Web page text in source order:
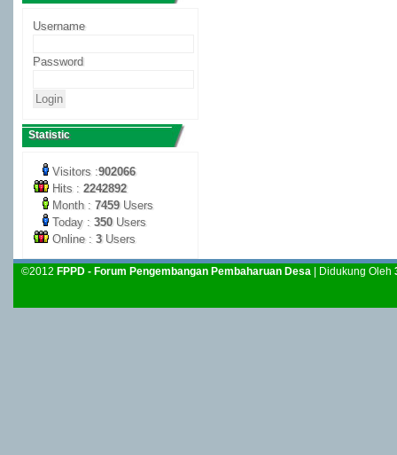
Username
Password
Statistic
Visitors :902066
Hits : 2242892
Month : 7459Users
Today : 350Users
Online : 3Users
©2012 FPPD - Forum Pengembangan Pembaharuan Desa | Didukung Oleh